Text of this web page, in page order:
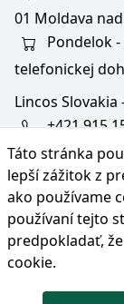
Táto stránka
lepší zážitok z
ako používame
používaní tejto
predpokladať,
cookie.
01 Moldava
Pondelok -
telefonickej
Lincos Slovakia
+421 915
+36/30
Lincos
Rača, Slovensko
Iba sídlo